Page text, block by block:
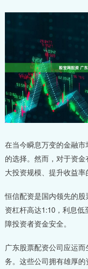
在当今瞬息万变的金融
的选择。然而，对于资
大投资规模、提升收益率
恒信配资是国内领先的
资杠杆高达1:10，利息
障投资者资金安全。
广东股票配资公司应运
务。这些公司拥有雄厚